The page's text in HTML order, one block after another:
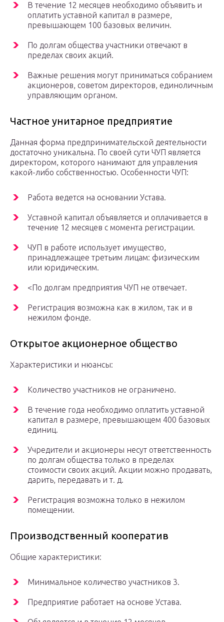
В течение 12 месяцев необходимо объявить и
оплатить уставной капитал в размере,
превышающем 100 базовых величин.
По долгам общества участники отвечают в
пределах своих акций.
Важные решения могут приниматься собранием
акционеров, советом директоров, единоличным
управляющим органом.
Частное унитарное предприятие
Данная форма предпринимательской деятельности
достаточно уникальна. По своей сути ЧУП является
директором, которого нанимают для управления
какой-либо собственностью. Особенности ЧУП:
Работа ведется на основании Устава.
Уставной капитал объявляется и оплачивается в
течение 12 месяцев с момента регистрации.
ЧУП в работе использует имущество,
принадлежащее третьим лицам: физическим
или юридическим.
<По долгам предприятия ЧУП не отвечает.
Регистрация возможна как в жилом, так и в
нежилом фонде.
Открытое акционерное общество
Характеристики и нюансы:
Количество участников не ограничено.
В течение года необходимо оплатить уставной
капитал в размере, превышающем 400 базовых
единиц.
Учредители и акционеры несут ответственность
по долгам общества только в пределах
стоимости своих акций. Акции можно продавать,
дарить, передавать и т. д.
Регистрация возможна только в нежилом
помещении.
Производственный кооператив
Общие характеристики:
Минимальное количество участников 3.
Предприятие работает на основе Устава.